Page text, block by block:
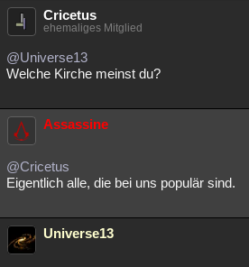
Cricetus
ehemaliges Mitglied
@Universe13
Welche Kirche meinst du?
Assassine
@Cricetus
Eigentlich alle, die bei uns populär sind.
Universe13